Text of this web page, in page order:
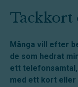
Tackkort
Många vill efter
de som hedrat
ett
med ett kort eller